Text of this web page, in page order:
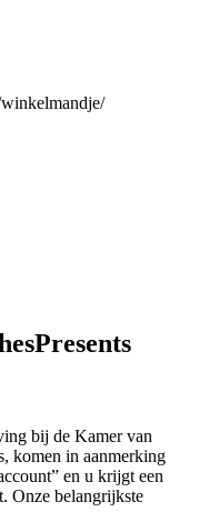
bij de Kamer van
komen in aanmerking
en u krijgt een
Onze belangrijkste